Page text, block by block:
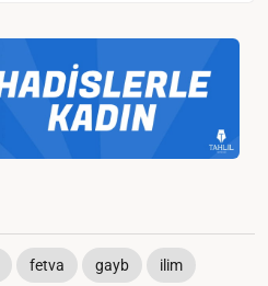
fetva gayb ilim